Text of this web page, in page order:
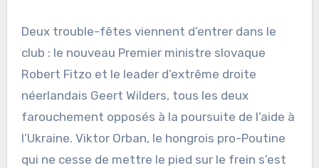
Deux trouble-fêtes viennent d’entrer dans le
club : le nouveau Premier ministre slovaque
Robert Fitzo et le leader d’extrême droite
néerlandais Geert Wilders, tous les deux
farouchement opposés à la poursuite de l’aide à
l’Ukraine. Viktor Orban, le hongrois pro-Poutine
qui ne cesse de mettre le pied sur le frein s’est